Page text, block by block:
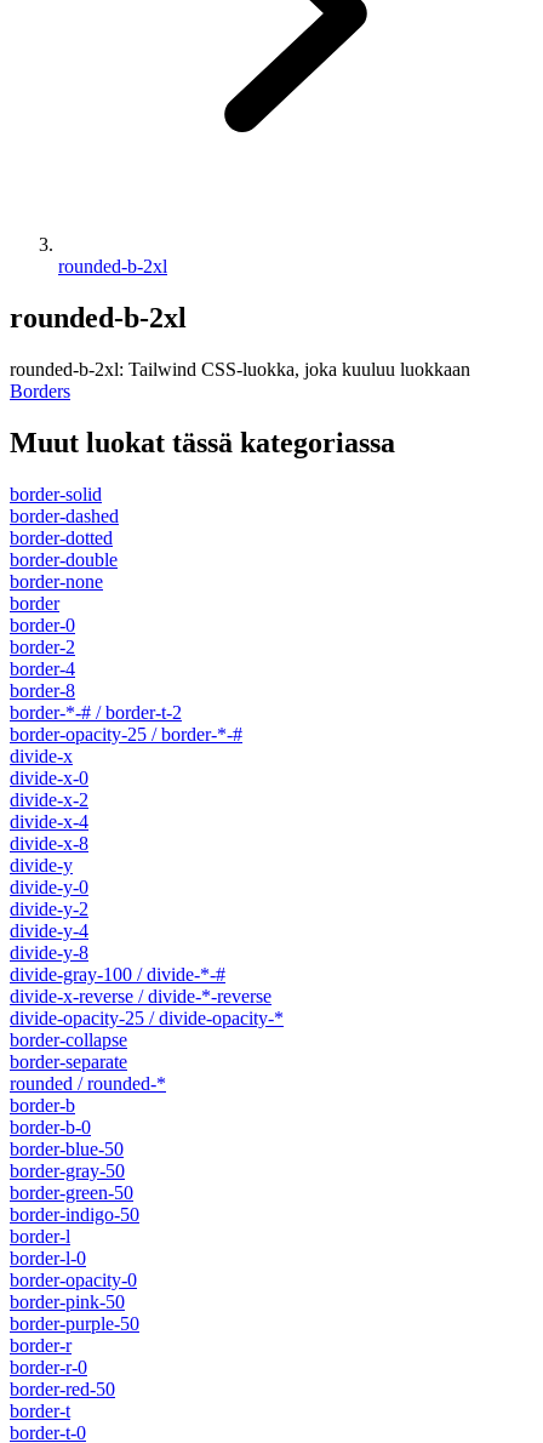
rounded-b-2xl
rounded-b-2xl
rounded-b-2xl: Tailwind CSS-luokka, joka kuuluu luokkaan
Borders
Muut luokat tässä kategoriassa
border-solid
border-dashed
border-dotted
border-double
border-none
border
border-0
border-2
border-4
border-8
border-*-# / border-t-2
border-opacity-25 / border-*-#
divide-x
divide-x-0
divide-x-2
divide-x-4
divide-x-8
divide-y
divide-y-0
divide-y-2
divide-y-4
divide-y-8
divide-gray-100 / divide-*-#
divide-x-reverse / divide-*-reverse
divide-opacity-25 / divide-opacity-*
border-collapse
border-separate
rounded / rounded-*
border-b
border-b-0
border-blue-50
border-gray-50
border-green-50
border-indigo-50
border-l
border-l-0
border-opacity-0
border-pink-50
border-purple-50
border-r
border-r-0
border-red-50
border-t
border-t-0